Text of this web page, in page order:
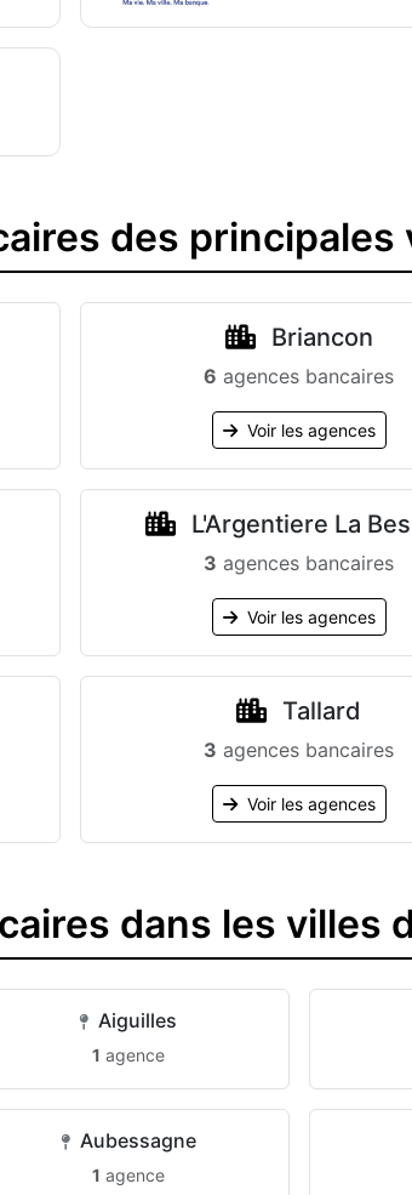
des
Briancon
6 agences bancaires
Voir les agences
L'Argentiere La
3 agences bancaires
Voir les agences
Tallard
3 agences bancaires
Voir les agences
dans les villes
Aiguilles
1 agence
Aubessagne
1 agence